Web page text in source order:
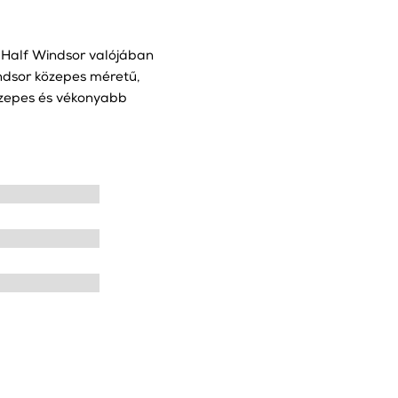
Windsor valójában
közepes méretű,
és vékonyabb